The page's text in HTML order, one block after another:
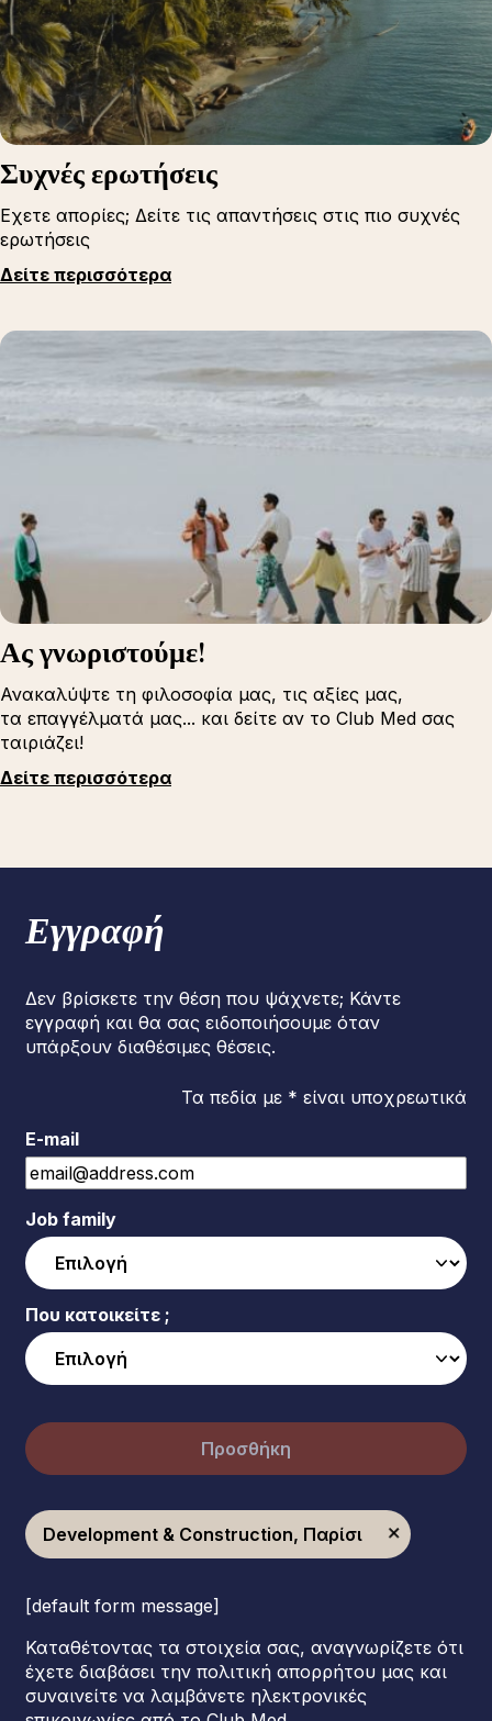
Συχνές ερωτήσεις
Εχετε απορίες; Δείτε τις απαντήσεις στις πιο συχνές
ερωτήσεις
Δείτε περισσότερα
Ας γνωριστούμε!
Ανακαλύψτε τη φιλοσοφία μας, τις αξίες μας,
τα επαγγέλματά μας... και δείτε αν το Club Med σας
ταιριάζει!
Δείτε περισσότερα
Εγγραφή
Δεν βρίσκετε την θέση που ψάχνετε; Κάντε
εγγραφή και θα σας ειδοποιήσουμε όταν
υπάρξουν διαθέσιμες θέσεις.
Τα πεδία με * είναι υποχρεωτικά
E-mail
Job family
Που κατοικείτε ;
Προσθήκη
Development & Construction, Παρίσι
[default form message]
Καταθέτοντας τα στοιχεία σας, αναγνωρίζετε ότι
έχετε διαβάσει την πολιτική απορρήτου μας και
συναινείτε να λαμβάνετε ηλεκτρονικές